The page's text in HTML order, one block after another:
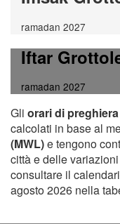
ramadan 2027
Iftar
ramadan 2027
Gli orari di
calcolati in base al
(MWL)e tengono
città e delle
consultare il
agosto 2026 nella